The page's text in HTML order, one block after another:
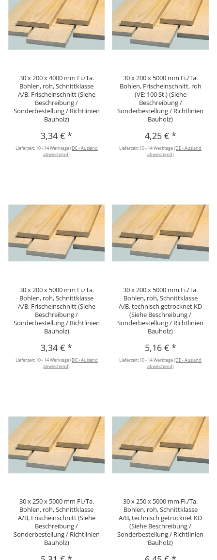
30 x 200 x 4000 mm Fi./Ta.
Bohlen, roh, Schnittklasse
A/B, Frischeinschnitt (Siehe
Beschreibung /
Sonderbestellung / Richtlinien
Bauholz)
3,34 €*
Lieferzeit: 10 - 14 Werktage(DE - Ausland
abweichend)
30 x 200 x 5000 mm Fi./Ta.
Bohlen, Frischeinschnitt, roh
(VE: 100 St.) (Siehe
Beschreibung /
Sonderbestellung / Richtlinien
Bauholz)
4,25 € *
Lieferzeit: 10 - 14 Werktage(DE - Ausland
abweichend)
30 x 200 x 5000 mm Fi./Ta.
Bohlen, roh, Schnittklasse
A/B, Frischeinschnitt (Siehe
Beschreibung /
Sonderbestellung / Richtlinien
Bauholz)
3,34 €*
Lieferzeit: 10 - 14 Werktage(DE - Ausland
abweichend)
30 x 200 x 5000 mm Fi./Ta.
Bohlen, roh, Schnittklasse
A/B, technisch getrocknet KD
(Siehe Beschreibung /
Sonderbestellung / Richtlinien
Bauholz)
5,16 € *
Lieferzeit: 10 - 14 Werktage(DE - Ausland
abweichend)
30 x 250 x 5000 mm Fi./Ta.
Bohlen, roh, Schnittklasse
A/B, Frischeinschnitt (Siehe
Beschreibung /
Sonderbestellung / Richtlinien
Bauholz)
30 x 250 x 5000 mm Fi./Ta.
Bohlen, roh, Schnittklasse
A/B, technisch getrocknet KD
(Siehe Beschreibung /
Sonderbestellung / Richtlinien
Bauholz)